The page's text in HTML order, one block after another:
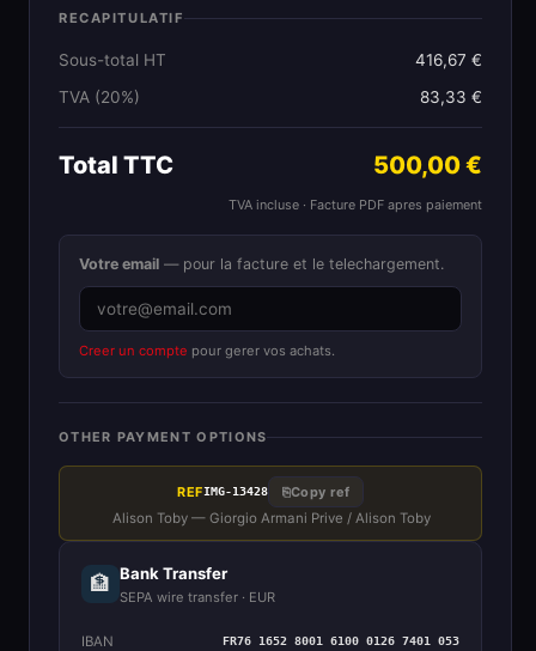
RECAPITULATIF
Sous-total HT
416,67 €
TVA (20%)
83,33 €
Total TTC 500,00 €
TVA incluse · Facture PDF apres paiement
Votre email — pour la facture et le telechargement.
Creer un compte pour gerer vos achats.
OTHER PAYMENT OPTIONS
REFIMG-13428 ⎘Copy ref
Alison Toby — Giorgio Armani Prive / Alison Toby
🏦 Bank Transfer
SEPA wire transfer · EUR
IBAN FR76 1652 8001 6100 0126 7401 053